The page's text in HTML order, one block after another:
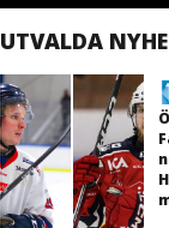
UTVALDA